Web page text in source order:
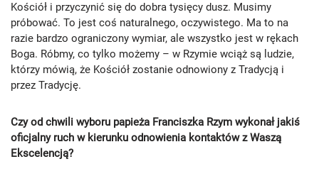
Kościół i przyczynić się do dobra tysięcy dusz. Musimy
próbować. To jest coś naturalnego, oczywistego. Ma to na
razie bardzo ograniczony wymiar, ale wszystko jest w rękach
Boga. Róbmy, co tylko możemy – w Rzymie wciąż są ludzie,
którzy mówią, że Kościół zostanie odnowiony z Tradycją i
przez Tradycję.
Czy od chwili wyboru papieża Franciszka Rzym wykonał jakiś
oficjalny ruch w kierunku odnowienia kontaktów z Waszą
Ekscelencją?